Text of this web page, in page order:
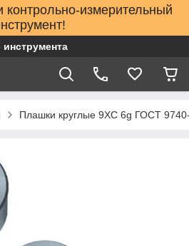
измерительный
Плашки круглые 9ХС 6g ГОСТ